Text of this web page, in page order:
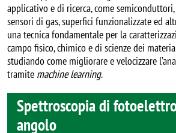
applicativo e di ricerca, come
sensori di gas, superfici funzionalizzate ed
una tecnica fondamentale per la
campo fisico, chimico e di scienze dei
studiando come migliorare e velocizzare
tramite machine learning.
Spettroscopia di
angolo